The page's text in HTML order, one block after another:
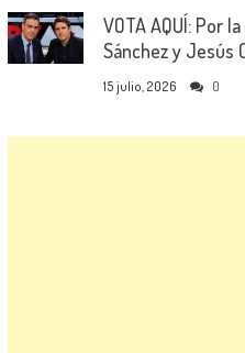
VOTA AQUÍ: Por
Sánchez y Jesús
15 julio, 2026 0